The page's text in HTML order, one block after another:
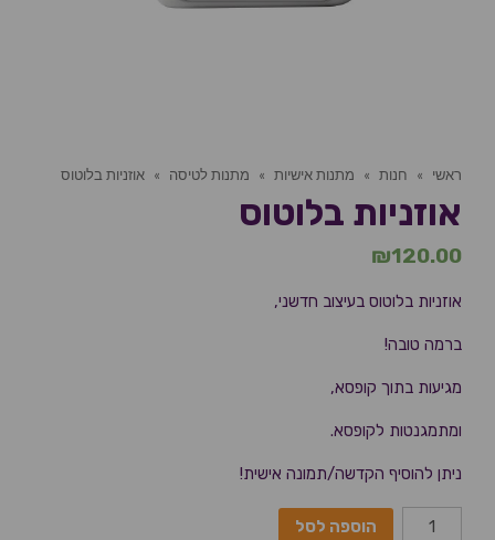
ראשי » חנות » מתנות אישיות » מתנות לטיסה » אוזניות בלוטוס
אוזניות בלוטוס
₪120.00
אוזניות בלוטוס בעיצוב חדשני,
ברמה טובה!
מגיעות בתוך קופסא,
ומתמגנטות לקופסא.
ניתן להוסיף הקדשה/תמונה אישית!
הוספה לסל